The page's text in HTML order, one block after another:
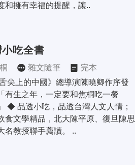
和擁有幸福的提醒，讓..
小吃全書
雜文隨筆
完本
尖上的中國》總導演陳曉卿作序發
有生之年，一定要和焦桐吃一餐
◆ 品透小吃，品透台灣人文人情；
食文學精品，北大陳平原、復旦陳思
名教授聯手薦讀。 ..